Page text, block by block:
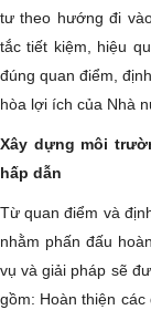
tư theo hướng đi
tắc tiết kiệm, hiệu
đúng quan điểm,
hòa lợi ích của Nhà
Xây dựng môi
hấp dẫn
Từ quan điểm và
nhằm phấn đấu
vụ và giải pháp sẽ
gồm: Hoàn thiện